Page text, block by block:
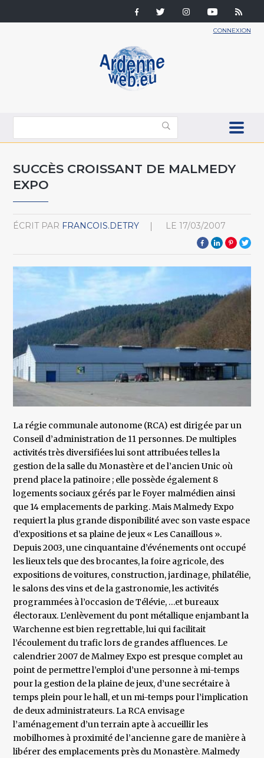
CONNEXION
SUCCÈS CROISSANT DE MALMEDY
EXPO
ÉCRIT PAR FRANCOIS.DETRY LE 17/03/2007
La régie communale autonome (RCA) est dirigée par un
Conseil d’administration de 11 personnes. De multiples
activités très diversifiées lui sont attribuées telles la
gestion de la salle du Monastère et de l’ancien Unic où
prend place la patinoire ; elle possède également 8
logements sociaux gérés par le Foyer malmédien ainsi
que 14 emplacements de parking. Mais Malmedy Expo
requiert la plus grande disponibilité avec son vaste espace
d’expositions et sa plaine de jeux « Les Canaillous ».
Depuis 2003, une cinquantaine d’événements ont occupé
les lieux tels que des brocantes, la foire agricole, des
expositions de voitures, construction, jardinage, philatélie,
le salons des vins et de la gastronomie, les activités
programmées à l’occasion de Télévie, …et bureaux
électoraux. L’enlèvement du pont métallique enjambant la
Warchenne est bien regrettable, lui qui facilitait
l’écoulement du trafic lors de grandes affluences. Le
calendrier 2007 de Malmey Expo est presque complet au
point de permettre l’emploi d’une personne à mi-temps
pour la gestion de la plaine de jeux, d’une secrétaire à
temps plein pour le hall, et un mi-temps pour l’implication
de deux administrateurs. La RCA envisage
l’aménagement d’un terrain apte à accueillir les
mobilhomes à proximité de l’ancienne gare de manière à
libérer des emplacements près du Monastère. Malmedy